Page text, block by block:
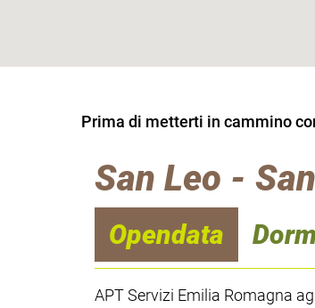
Prima di metterti in cammino
San Leo -
Opendata
APT Servizi Emilia Romagna